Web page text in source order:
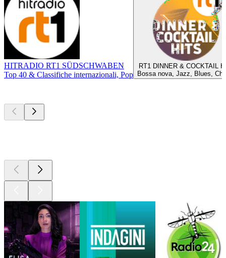
HITRADIO RT1 SÜDSCHWABEN
Top 40 & Classifiche internazionali, Pop
RT1 DINNER & COCKTAIL
Bossa nova, Jazz, Blues,